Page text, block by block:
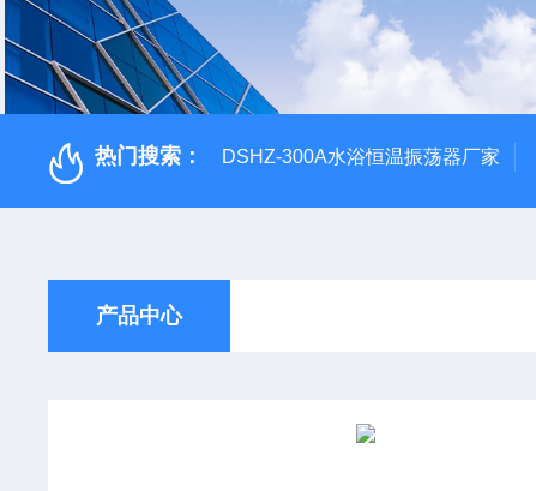
热门搜索： DSHZ-300A水浴恒温振荡器厂家
产品中心